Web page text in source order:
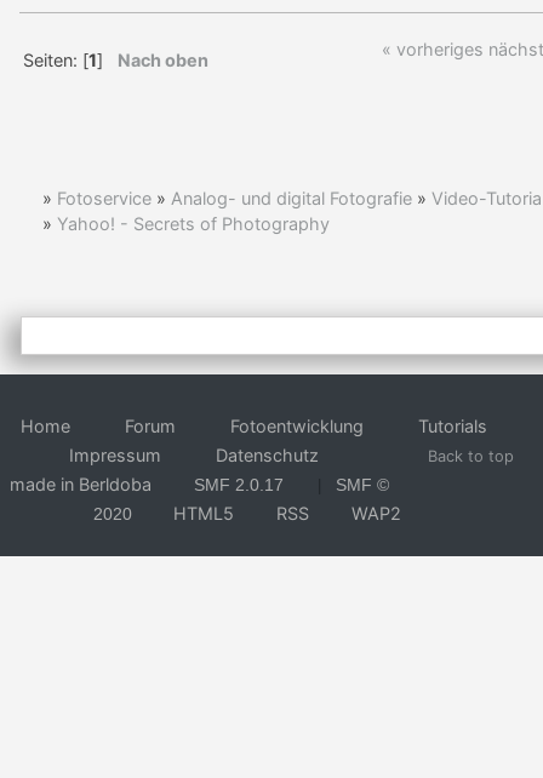
Seiten: [1] Nach oben
« vorheriges
» Fotoservice » Analog- und digital Fotografie » Video-
» Yahoo! - Secrets of Photography
Home Forum Fotoentwicklung
Tutorials
Impressum
Datenschutz Back to top
made in Berldoba SMF 2.0.17
SMF ©
2020
HTML5 RSS WAP2